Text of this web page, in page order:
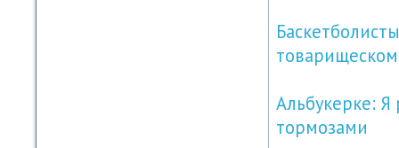
Альбукерке: Я
тормозами